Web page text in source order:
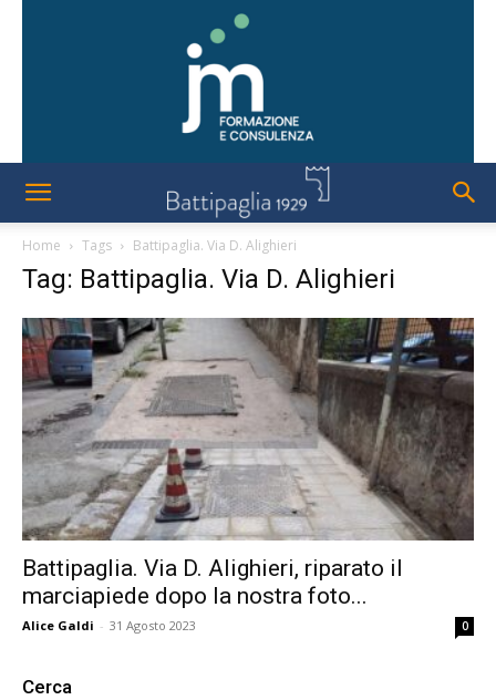
Home Tags Battipaglia. Via D. Alighieri
Tag: Battipaglia. Via D. Alighieri
Battipaglia. Via D. Alighieri, riparato il
marciapiede dopo la nostra foto...
Alice Galdi - 31 Agosto 2023 0
Cerca